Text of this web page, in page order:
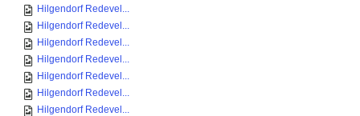
Hilgendorf Redevel...
Hilgendorf Redevel...
Hilgendorf Redevel...
Hilgendorf Redevel...
Hilgendorf Redevel...
Hilgendorf Redevel...
Hilgendorf Redevel...